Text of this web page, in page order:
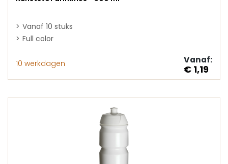
Vanaf 10 stuks
Full color
10 werkdagen Vanaf:
€ 1,19